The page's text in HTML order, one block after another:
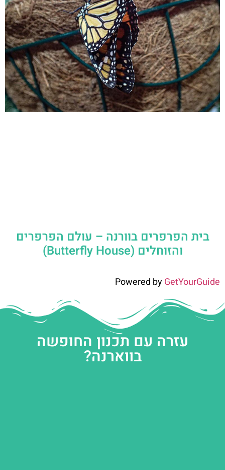
בית הפרפרים בוורנה – עולם הפרפרים
והזוחלים (Butterfly House)
Powered byGetYourGuide
עזרה עם תכנון החופשה
בווארנה?